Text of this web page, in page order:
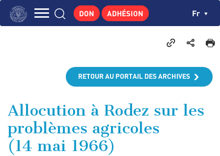
Aller
CENTRE DE RECHERCHES
PUBLICATIONS
ACTUALITÉS
ENSEIGNEMENT
DON ADHÉSION Fr
RETOUR AU PORTAIL DES ARCHIVES
Allocution à Rodez sur les
problèmes agricoles
(14 mai 1966)
Panneau de gestion des cookies